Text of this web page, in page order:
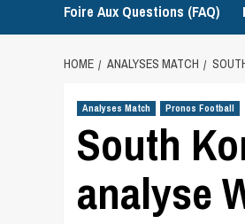
Foire Aux Questions (FAQ)
HOME ANALYSES MATCH
Analyses Match Pronos Football
South
analyse